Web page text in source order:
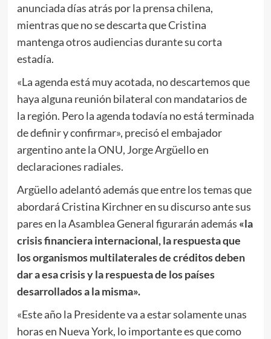
anunciada días atrás por la prensa chilena,
mientras que no se descarta que Cristina
mantenga otros audiencias durante su corta
estadía.
«La agenda está muy acotada, no descartemos que
haya alguna reunión bilateral con mandatarios de
la región. Pero la agenda todavía no está terminada
de definir y confirmar», precisó el embajador
argentino ante la ONU, Jorge Argüello en
declaraciones radiales.
Argüello adelantó además que entre los temas que
abordará Cristina Kirchner en su discurso ante sus
pares en la Asamblea General figurarán además «la
crisis financiera internacional, la respuesta que
los organismos multilaterales de créditos deben
dar a esa crisis y la respuesta de los países
desarrollados a la misma».
«Este año la Presidente va a estar solamente unas
horas en Nueva York, lo importante es que como